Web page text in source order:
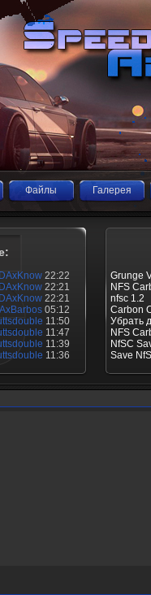
Файлы Галерея
22:22
22:21
22:21
05:12
11:50
11:47
11:39
11:36
Grunge
NFS
nfsc 1.2
Carbon
Убрать
NFS
NfSC
Save